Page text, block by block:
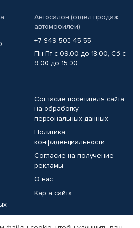
Автосалон (отдел продаж
автомобилей)
+7 949 503-45-55
Пн-Пт с 09.00 до 18.00, Сб с
9.00 до 15.00
Согласие посетителя сайта
на обработку
персональных данных
Политика
конфиденциальности
Согласие на получение
рекламы
О нас
Карта сайта